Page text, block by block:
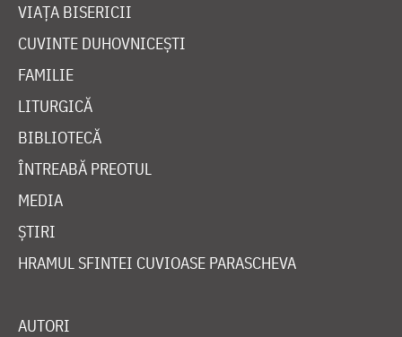
VIAȚA BISERICII
CUVINTE DUHOVNICEȘTI
FAMILIE
LITURGICĂ
BIBLIOTECĂ
ÎNTREABĂ PREOTUL
MEDIA
ȘTIRI
HRAMUL SFINTEI CUVIOASE PARASCHEVA
AUTORI